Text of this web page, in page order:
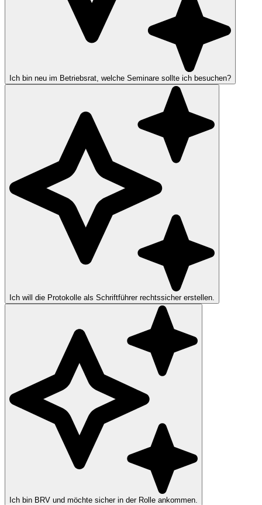
Ich bin neu im Betriebsrat, welche Seminare sollte ich besuchen?
Ich will die Protokolle als Schriftführer rechtssicher erstellen.
Ich bin BRV und möchte sicher in der Rolle ankommen.